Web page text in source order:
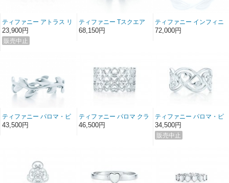
ティファニー アトラス リ
ング
23,900円
ティファニー Tスクエア
ー リング
68,150円
ティファニー インフィニ
ティ リング
72,000円
ティファニー パロマ・ピ
カソ オリーブ リーフ ナロ
43,500円
ティファニー パロマ クラ
ウン オブ ハート 3ロウ リ
46,500円
ティファニー パロマ・ピ
カソ ラビング ハート スワ
ール バンドリング
34,500円